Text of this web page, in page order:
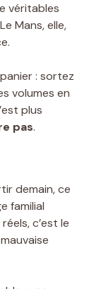
véritables
Mans, elle,
: sortez
volumes en
plus
pas.
demain, ce
familial
c’est le